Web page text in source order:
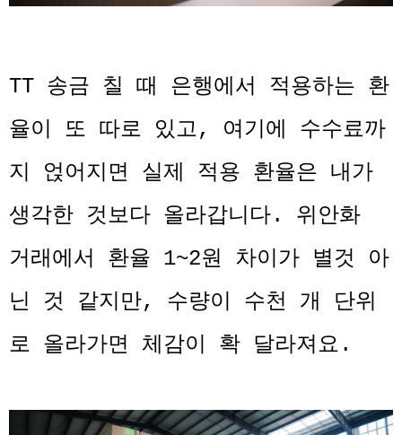
TT 송금 칠 때 은행에서 적용하는 환
율이 또 따로 있고, 여기에 수수료까
지 얹어지면 실제 적용 환율은 내가
생각한 것보다 올라갑니다. 위안화
거래에서 환율 1~2원 차이가 별것 아
닌 것 같지만, 수량이 수천 개 단위
로 올라가면 체감이 확 달라져요.